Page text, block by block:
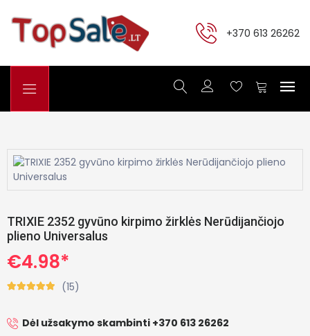
+370 613 26262
TRIXIE 2352 gyvūno kirpimo žirklės Nerūdijančiojo
plieno Universalus
€4.98*
(15)
Dėl užsakymo skambinti +370 613 26262